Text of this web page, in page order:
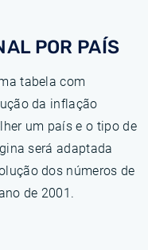
POR PAÍS
tabela com
da inflação
um país e o tipo de
será adaptada
dos números de
de 2001.